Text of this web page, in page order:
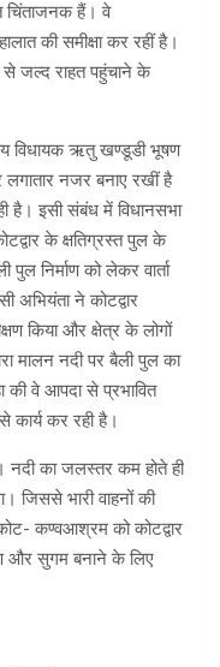
चिंताजनक हैं। वे
की समीक्षा कर रहीं है।
से जल्द राहत पहुंचाने के
विधायक ऋतु खण्डूडी भूषण
नजर बनाए रखीं है
है। इसी संबंध में विधानसभा
के क्षतिग्रस्त पुल के
निर्माण को लेकर वार्ता
अभियंता ने कोटद्वार
किया और क्षेत्र के लोगों
मालन नदी पर बैली पुल का
की वे आपदा से प्रभावित
कार्य कर रही है।
नदी का जलस्तर कम होते ही
जिससे भारी वाहनों की
कण्वआश्रम को कोटद्वार
और सुगम बनाने के लिए